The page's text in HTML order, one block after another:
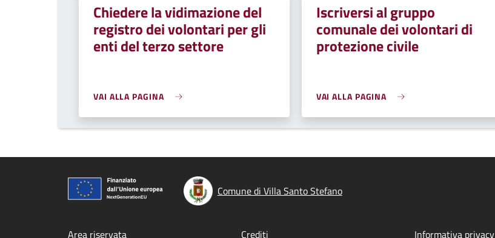
Chiedere la vidimazione del
registro dei volontari per gli
enti del terzo settore
VAI ALLA PAGINA
Iscriversi al gruppo
comunale dei volontari di
protezione civile
VAI ALLA PAGINA
Comune di Villa Santo Stefano
Area riservata Crediti Informativa privacy